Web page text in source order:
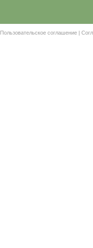
Пользовательское соглашение |